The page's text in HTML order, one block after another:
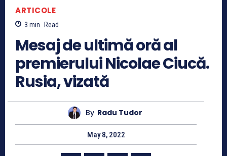
ARTICOLE
3 min. Read
Mesaj de ultimă oră al
premierului Nicolae Ciucă.
Rusia, vizată
By Radu Tudor
May 8, 2022